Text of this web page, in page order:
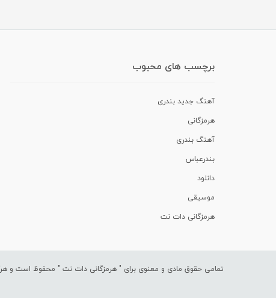
برچسب های محبوب
آهنگ جدید بندری
هرمزگانی
آهنگ بندری
بندرعباس
دانلود
موسیقی
هرمزگانی دات نت
تمامی حقوق مادی و معنوی برای " هرمزگانی دات نت " محفوظ است و